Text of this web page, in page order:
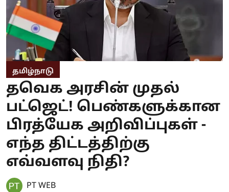
தமிழ்நாடு
தவெக அரசின் முதல்
பட்ஜெட்! பெண்களுக்கான
பிரத்யேக அறிவிப்புகள் -
எந்த திட்டத்திற்கு
எவ்வளவு நிதி?
PT WEB